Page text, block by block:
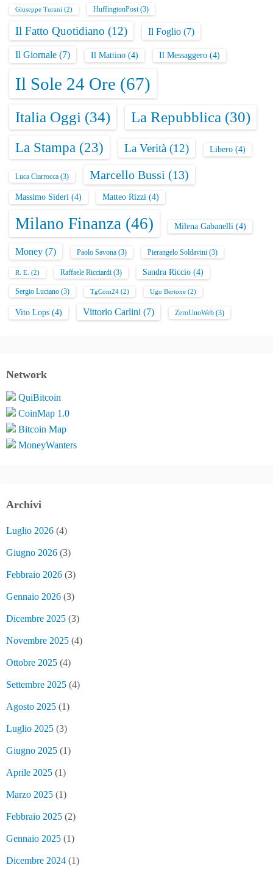
c
Giuseppe Turani (2) HuffingtonPost(3)
Il Fatto Quotidiano (12) Il Foglio (7)
Il Giornale (7) Il Mattino (4) Il Messaggero (4)
Il Sole 24 Ore (67)
Italia Oggi (34) La Repubblica (30)
La Stampa (23) La Verità (12) Libero (4)
Luca Ciarrocca (3) Marcello Bussi (13)
Massimo Sideri (4) Matteo Rizzi (4)
Milano Finanza (46) Milena Gabanelli (4)
Money (7) Paolo Savona (3) Pierangelo Soldavini (3)
R. E. (2) Raffaele Ricciardi (3) Sandra Riccio (4)
Sergio Luciano (3) TgCom24 (2) Ugo Bertone (2)
Vito Lops (4) Vittorio Carlini (7) ZeroUnoWeb (3)
Network
QuiBitcoin
CoinMap 1.0
Bitcoin Map
MoneyWanters
Archivi
Luglio 2026 (4)
Giugno 2026 (3)
Febbraio 2026 (3)
Gennaio 2026 (3)
Dicembre 2025 (3)
Novembre 2025 (4)
Ottobre 2025 (4)
Settembre 2025 (4)
Agosto 2025 (1)
Luglio 2025 (3)
Giugno 2025 (1)
Aprile 2025 (1)
Marzo 2025 (1)
Febbraio 2025 (2)
Gennaio 2025 (1)
Dicembre 2024 (1)